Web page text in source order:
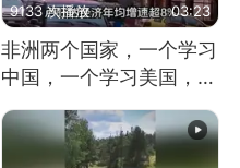
9133 次播放 03:23
非洲两个国家，一个学习
中国，一个学习美国，结